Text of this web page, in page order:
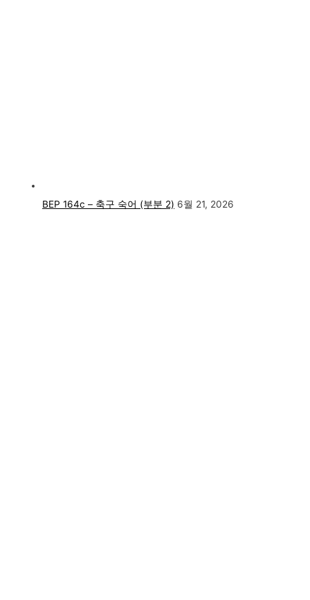
BEP 164c – 축구 숙어 (부분 2) 6월 21, 2026